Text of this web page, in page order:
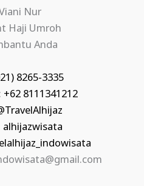
Nur
Haji Umroh
Anda
8265-3335
+62 8111341212
alhijazwisata